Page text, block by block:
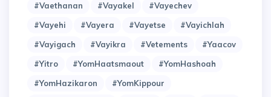
#Vaethanan
#Vayakel
#Vayechev
#Vayehi
#Vayera #Vayetse
#Vayichlah
#Vayigach
#Vayikra #Vetements
#Yaacov
#Yitro
#YomHaatsmaout
#YomHashoah
#YomHazikaron
#YomKippour